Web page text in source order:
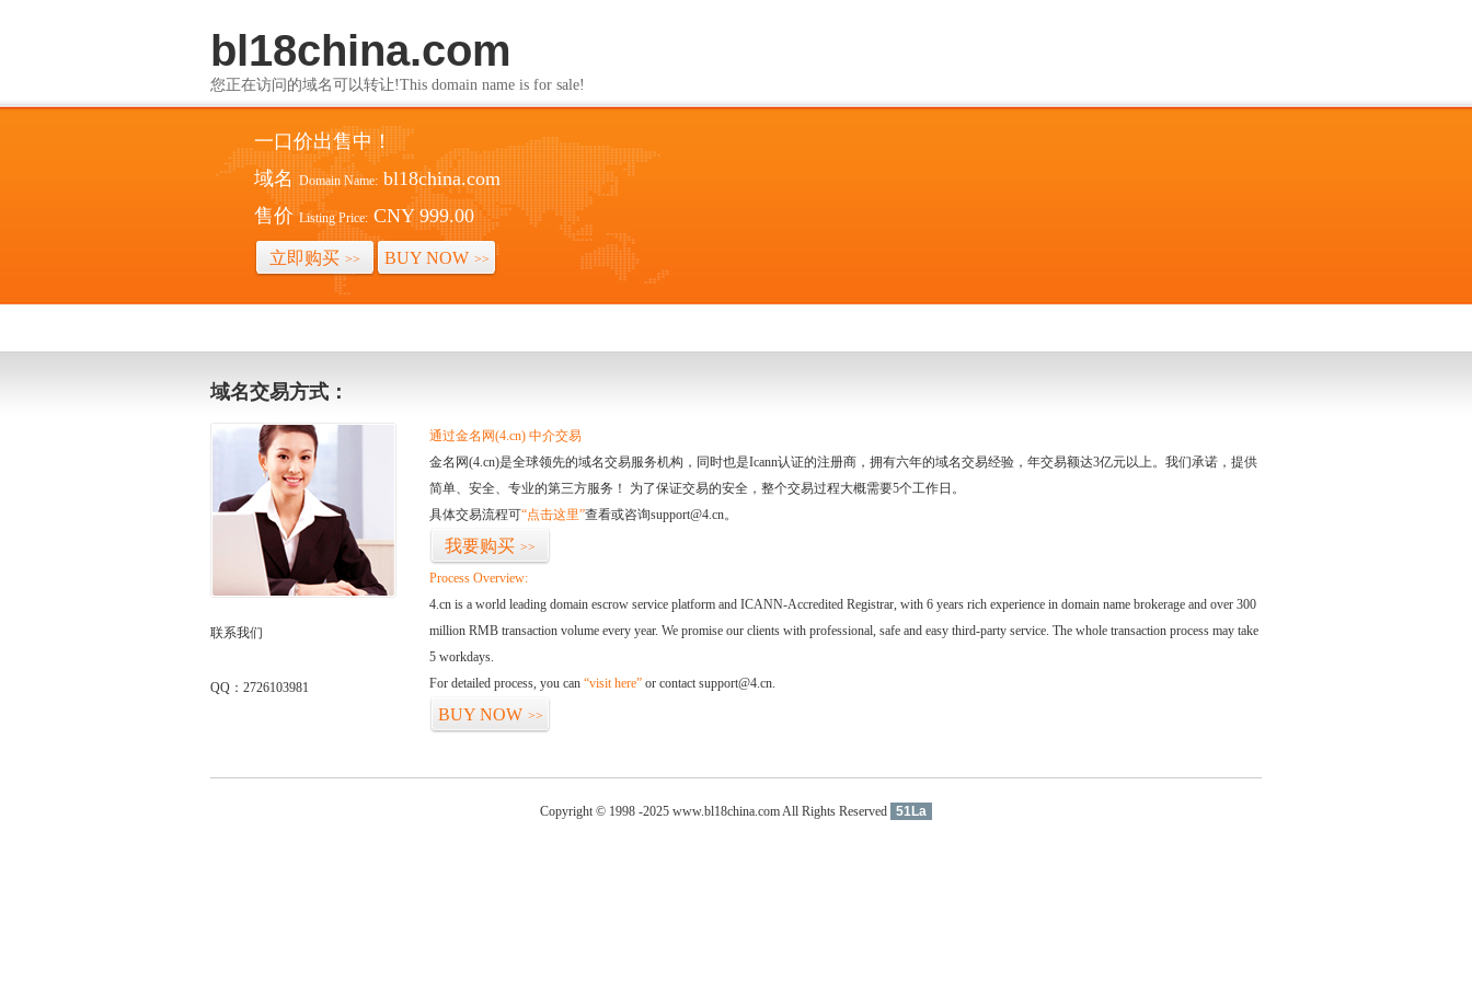
bl18china.com
您正在访问的域名可以转让!This domain name is for sale!
一口价出售中！
域名 Domain Name: bl18china.com
售价 Listing Price: CNY 999.00
立即购买 >> BUY NOW >>
域名交易方式：
联系我们
QQ：2726103981
通过金名网(4.cn) 中介交易
金名网(4.cn)是全球领先的域名交易服务机构，同时也是Icann认证的注册商，拥有六年的域名交易经验，年交易额达3亿元以上。我们承诺，提供
简单、安全、专业的第三方服务！ 为了保证交易的安全，整个交易过程大概需要5个工作日。
具体交易流程可“点击这里”查看或咨询support@4.cn。
我要购买 >>
Process Overview:
4.cn is a world leading domain escrow service platform and ICANN-Accredited Registrar, with 6 years rich experience in domain name brokerage and over 300
million RMB transaction volume every year. We promise our clients with professional, safe and easy third-party service. The whole transaction process may take
5 workdays.
For detailed process, you can “visit here” or contact support@4.cn.
BUY NOW >>
Copyright © 1998 -2025 www.bl18china.com All Rights Reserved 51La